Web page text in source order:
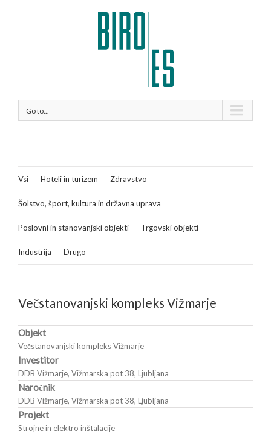
Go to...
Vsi Hoteli in turizem Zdravstvo
Šolstvo, šport, kultura in državna uprava
Poslovni in stanovanjski objekti Trgovski objekti
Industrija Drugo
Večstanovanjski kompleks Vižmarje
Objekt
Večstanovanjski kompleks Vižmarje
Investitor
DDB Vižmarje, Vižmarska pot 38, Ljubljana
Naročnik
DDB Vižmarje, Vižmarska pot 38, Ljubljana
Projekt
Strojne in elektro inštalacije